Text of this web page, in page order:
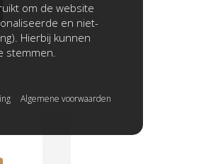
om de website
en niet-
Hierbij kunnen
stemmen.
Algemene voorwaarden